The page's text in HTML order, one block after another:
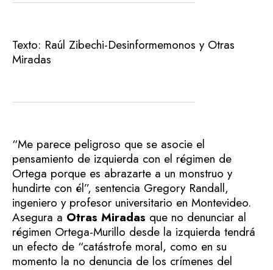
Texto: Raúl Zibechi-Desinformemonos y Otras
Miradas
“Me parece peligroso que se asocie el
pensamiento de izquierda con el régimen de
Ortega porque es abrazarte a un monstruo y
hundirte con él”, sentencia Gregory Randall,
ingeniero y profesor universitario en Montevideo.
Asegura a Otras Miradas que no denunciar al
régimen Ortega-Murillo desde la izquierda tendrá
un efecto de “catástrofe moral, como en su
momento la no denuncia de los crímenes del